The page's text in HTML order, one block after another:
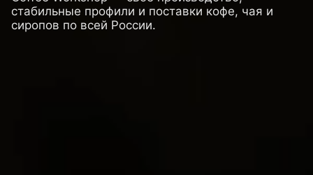
стабильные профили и поставки кофе, чая и
сиропов по всей России.